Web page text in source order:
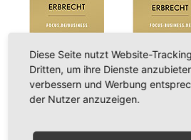
Diese Seite nutzt Website-
Dritten, um ihre Dienste
verbessern und Werbung
der Nutzer anzuzeigen.